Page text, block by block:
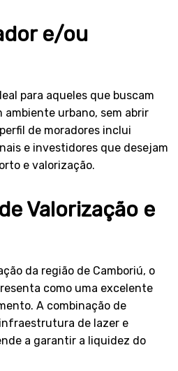
e/ou
para aqueles que buscam
ambiente urbano, sem abrir
de moradores inclui
e investidores que desejam
e valorização.
Valorização e
da região de Camboriú, o
como uma excelente
A combinação de
de lazer e
a garantir a liquidez do